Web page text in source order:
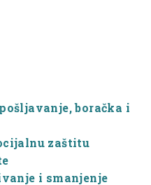
boračka i
zaštitu
i smanjenje